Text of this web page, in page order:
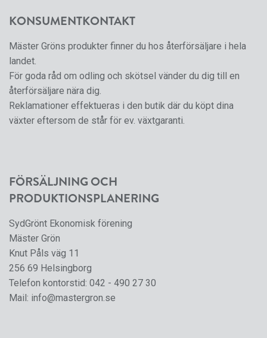
KONSUMENTKONTAKT
Mäster Gröns produkter finner du hos återförsäljare i hela
landet.
För goda råd om odling och skötsel vänder du dig till en
återförsäljare nära dig.
Reklamationer effektueras i den butik där du köpt dina
växter eftersom de står för ev. växtgaranti.
FÖRSÄLJNING OCH
PRODUKTIONSPLANERING
SydGrönt Ekonomisk förening
Mäster Grön
Knut Påls väg 11
256 69 Helsingborg
Telefon kontorstid: 042 - 490 27 30
Mail: info@mastergron.se